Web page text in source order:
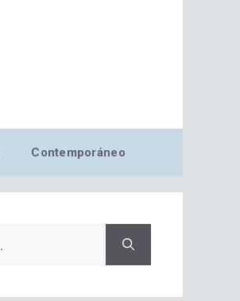
Contemporáneo